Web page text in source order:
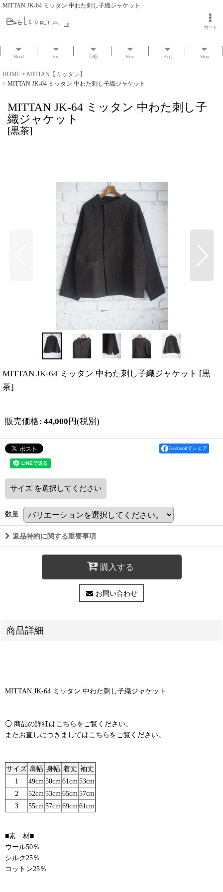
MITTAN JK-64 ミッタン 中わた刺し子織ジャケット
カート
Brand Item 市松 Press Blog Shop
HOME > MITTAN【ミッタン】
> MITTAN JK-64 ミッタン 中わた刺し子織ジャケット
MITTAN JK-64 ミッタン 中わた刺し子
織ジャケット
[黒茶]
MITTAN JK-64 ミッタン 中わた刺し子織ジャケット [黒
茶]
販売価格: 44,000 円(税別)
Facebookでシェア
サイズ を選択してください
数量:
返品特約に関する重要事項
購入する
お問い合わせ
商品詳細
MITTAN JK-64 ミッタン 中わた刺し子織ジャケット
◯ 商品の詳細はこちらをご覧ください。
またお直しにつきましてはこちらをご覧ください。
サイズ 肩幅 身幅 着丈 袖丈
1
49cm 50cm 61cm 53cm
2
52cm 53cm 65cm 57cm
3
55cm 57cm 69cm 61cm
■素 材■
ウール50％
シルク25％
コットン25％